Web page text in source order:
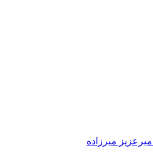
میرزاده